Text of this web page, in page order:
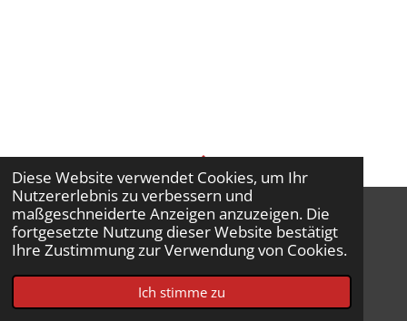
Diese Website verwendet Cookies, um Ihr
Nutzererlebnis zu verbessern und
maßgeschneiderte Anzeigen anzuzeigen. Die
fortgesetzte Nutzung dieser Website bestätigt
Ihre Zustimmung zur Verwendung von Cookies.
Ich stimme zu
TOP
Impressum
© 2026 Feuerwehr Bad Sobernheim